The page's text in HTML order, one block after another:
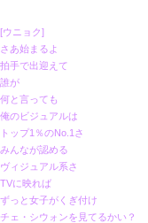
[ウニョク]
さあ始まるよ
拍手で出迎えて
誰が
何と言っても
俺のビジュアルは
トップ1％のNo.1さ
みんなが認める
ヴィジュアル系さ
TVに映れば
ずっと女子がくぎ付け
チェ・シウォンを見てるかい？